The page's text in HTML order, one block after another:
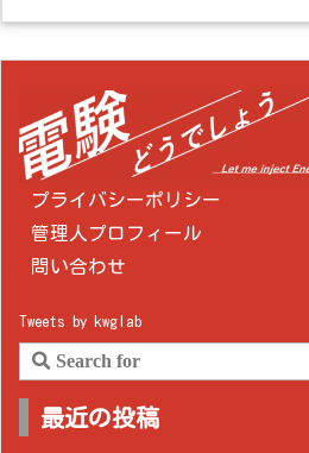
プライバシーポリシー
管理人プロフィール
問い合わせ
Tweets by kwglab
最近の投稿